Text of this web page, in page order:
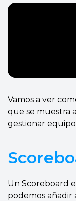
Vamos a ver
que se muestra
gestionar
Un Scoreboard
podemos añadir